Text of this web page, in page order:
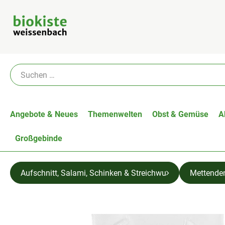
Angebote & Neues Themenwelten Obst & Gemüse
Großgebinde
Aufschnitt, Salami, Schinken & Streichwu